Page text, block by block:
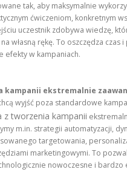
tak, aby maksymalnie
ćwiczeniom, konkretnym
uczestnik zdobywa wiedzę,
własną rękę. To oszczędza czas
efekty w kampaniach.
kampanii ekstremalnie
wyjść poza standardowe
z tworzenia kampanii
m.in. strategii automatyzacji,
targetowania,
marketingowymi. To
nowoczesne i bardzo